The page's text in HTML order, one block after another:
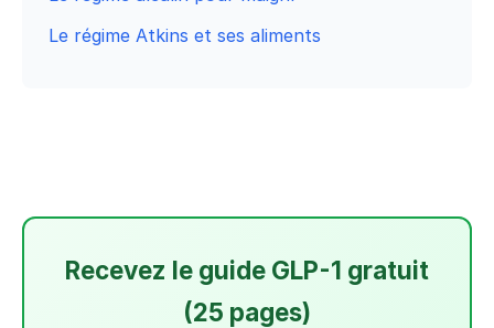
Le régime Atkins et ses aliments
Recevez le guide GLP-1 gratuit
(25 pages)